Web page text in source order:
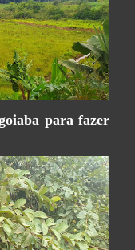
para fazer